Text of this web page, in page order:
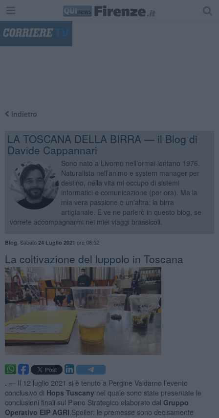
Indietro
LA TOSCANA DELLA BIRRA — il Blog di
Davide Cappannari
Sono nato a Livorno nell’ormai lontano 1976.
Naturalista nell’animo e system manager per
destino, nella vita mi occupo di sistemi
informatici e comunicazione (per ora). Ma la
mia vera passione è un’altra: la birra
artigianale. E ve ne parlerò in questo blog, se
vorrete accompagnarmi nei miei viaggi brassicoli.
Blog Sabato 24 Luglio 2021 ore 08:52
La coltivazione del luppolo in Toscana
. — Il 12 luglio 2021 si è tenuto a Pergine Valdarno l’evento
conclusivo di Hops Tuscany nel quale sono state presentate le
conclusioni finali sul Piano Strategico elaborato dal Gruppo
Operativo EIP AGRI .Spoiler: le premesse sono decisamente